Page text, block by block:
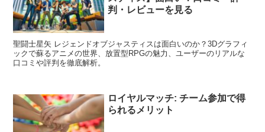
判・レビューを見る
聖闘士星矢 レジェンドオブジャスティスは面白いのか？3Dグラフィ
ックで蘇るアニメの世界、放置型RPGの魅力、ユーザーのリアルな
口コミや評判を徹底解析。
ロイヤルマッチ: チーム参加で得
られるメリット